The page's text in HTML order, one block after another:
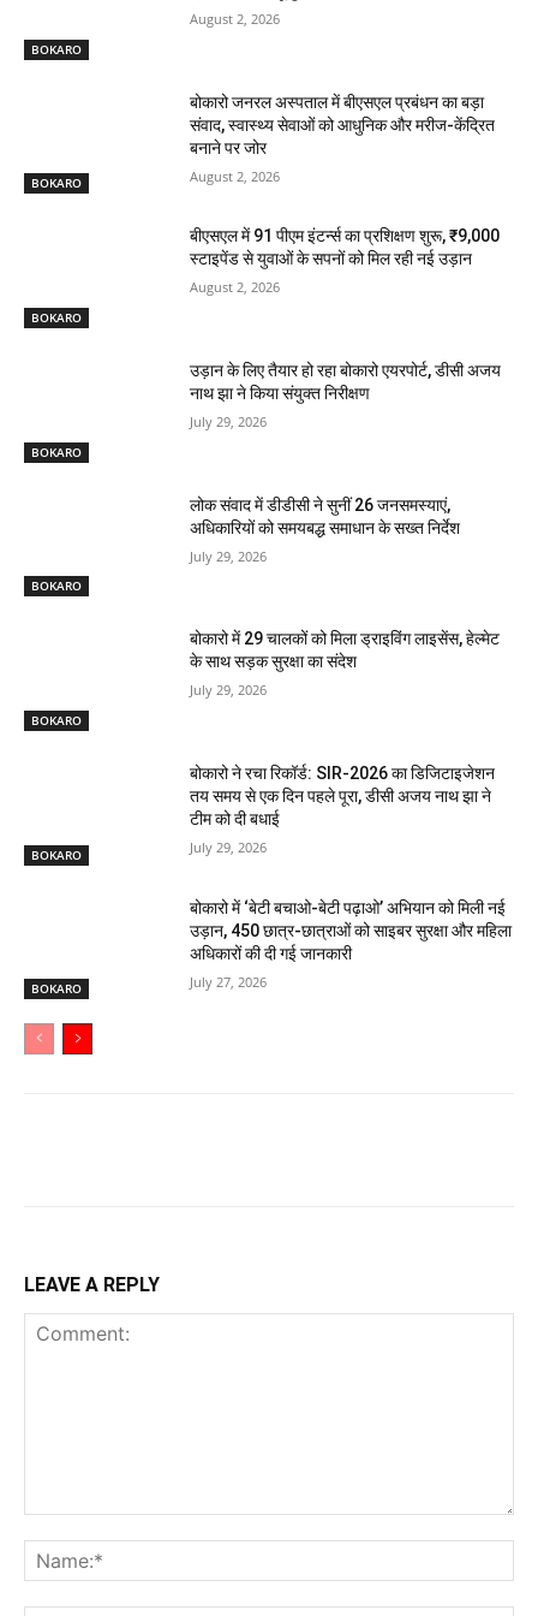
BOKARO
August 2, 2026
BOKARO
बोकारो जनरल अस्पताल में बीएसएल प्रबंधन का बड़ा
संवाद, स्वास्थ्य सेवाओं को आधुनिक और मरीज-केंद्रित
बनाने पर जोर
August 2, 2026
BOKARO
बीएसएल में 91 पीएम इंटर्न्स का प्रशिक्षण शुरू, ₹9,000
स्टाइपेंड से युवाओं के सपनों को मिल रही नई उड़ान
August 2, 2026
BOKARO
उड़ान के लिए तैयार हो रहा बोकारो एयरपोर्ट, डीसी अजय
नाथ झा ने किया संयुक्त निरीक्षण
July 29, 2026
BOKARO
लोक संवाद में डीडीसी ने सुनीं 26 जनसमस्याएं,
अधिकारियों को समयबद्ध समाधान के सख्त निर्देश
July 29, 2026
BOKARO
बोकारो में 29 चालकों को मिला ड्राइविंग लाइसेंस, हेल्मेट
के साथ सड़क सुरक्षा का संदेश
July 29, 2026
BOKARO
बोकारो ने रचा रिकॉर्ड: SIR-2026 का डिजिटाइजेशन
तय समय से एक दिन पहले पूरा, डीसी अजय नाथ झा ने
टीम को दी बधाई
July 29, 2026
BOKARO
बोकारो में ‘बेटी बचाओ-बेटी पढ़ाओ’ अभियान को मिली नई
उड़ान, 450 छात्र-छात्राओं को साइबर सुरक्षा और महिला
अधिकारों की दी गई जानकारी
July 27, 2026
LEAVE A REPLY